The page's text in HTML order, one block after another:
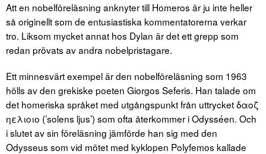
Att en nobelföreläsning anknyter till Homeros är ju inte heller
så originellt som de entusiastiska kommentatorerna verkar
tro. Liksom mycket annat hos Dylan är det ett grepp som
redan prövats av andra nobelpristagare.
Ett minnesvärt exempel är den nobelföreläsning som 1963
hölls av den grekiske poeten Giorgos Seferis. Han talade om
det homeriska språket med utgångspunkt från uttrycket δαοζ
ηελιοιο (’solens ljus’) som ofta återkommer i Odysséen. Och
i slutet av sin föreläsning jämförde han sig med den
Odysseus som vid mötet med kyklopen Polyfemos kallade